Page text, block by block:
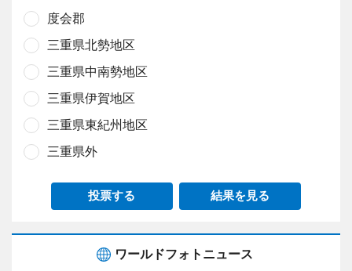
度会郡
三重県北勢地区
三重県中南勢地区
三重県伊賀地区
三重県東紀州地区
三重県外
投票する 結果を見る
ワールドフォトニュース